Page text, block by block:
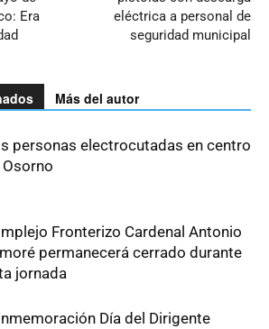
Era
eléctrica a personal de
seguridad municipal
Más del autor
personas electrocutadas en centro
Fronterizo Cardenal Antonio
permanecerá cerrado durante
jornada
Día del Dirigente